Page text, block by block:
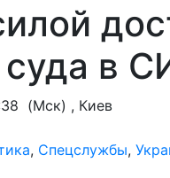
в
(Мск) , Киев
, Спецслужбы,